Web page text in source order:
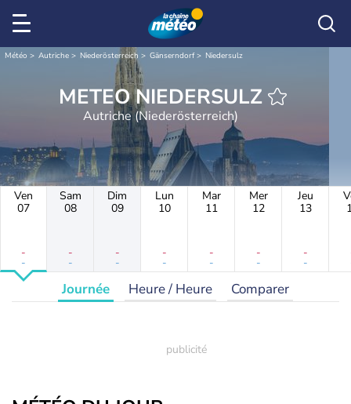
Météo Autriche Niederösterreich Gänserndorf Niedersulz
METEO NIEDERSULZ
Autriche (Niederösterreich)
Ven
07
-
-
Sam
08
-
-
Dim
09
-
-
Lun
10
-
-
Mar
11
-
-
Mer
12
-
-
Jeu
13
-
-
Journée Heure / Heure Comparer